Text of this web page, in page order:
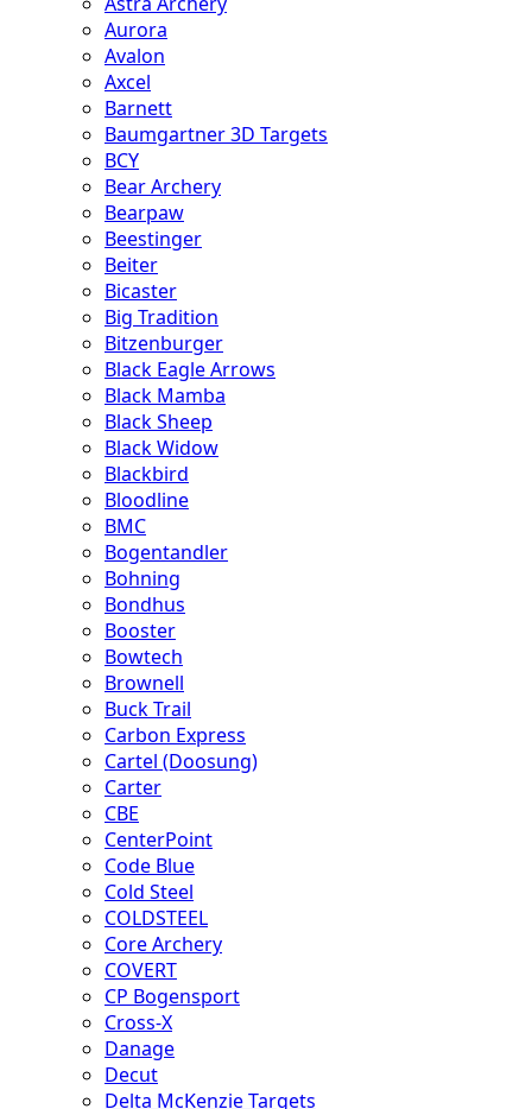
Aurora
Avalon
Axcel
Barnett
Baumgartner 3D Targets
BCY
Bear Archery
Bearpaw
Beestinger
Beiter
Bicaster
Big Tradition
Bitzenburger
Black Eagle Arrows
Black Mamba
Black Sheep
Black Widow
Blackbird
Bloodline
BMC
Bogentandler
Bohning
Bondhus
Booster
Bowtech
Brownell
Buck Trail
Carbon Express
Cartel (Doosung)
Carter
CBE
CenterPoint
Code Blue
Cold Steel
COLDSTEEL
Core Archery
COVERT
CP Bogensport
Cross-X
Danage
Decut
Delta McKenzie Targets